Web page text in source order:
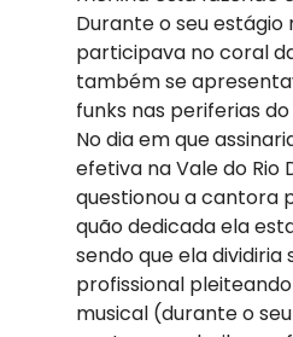
Durante o seu estágio
participava no coral
também se
funks nas periferias do
No dia em que
efetiva na Vale do Rio
questionou a cantora
quão dedicada ela
sendo que ela dividiria
profissional
musical (durante o